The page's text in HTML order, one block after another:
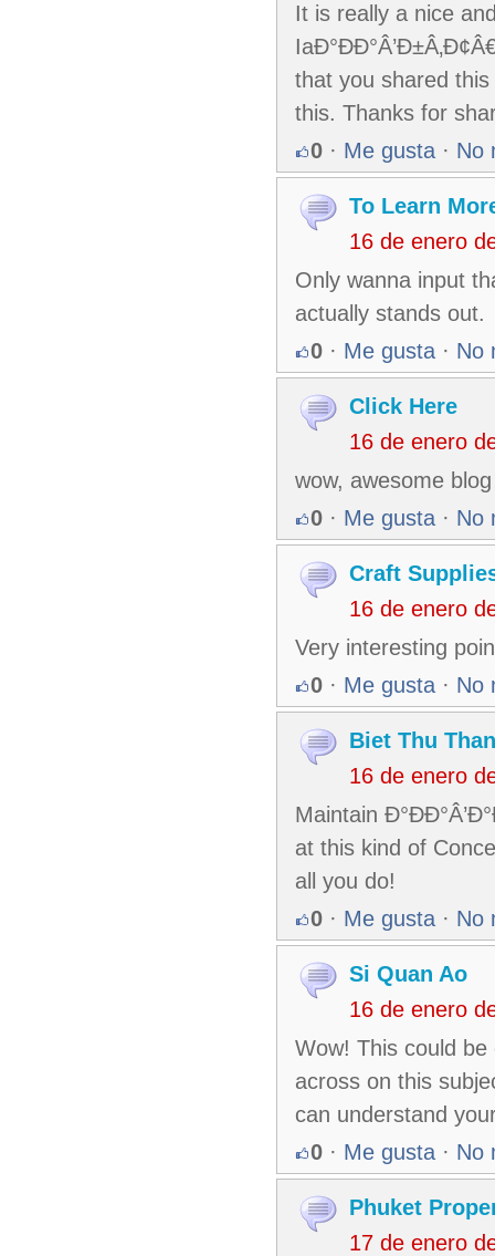
It is really a nice
that you shared
this. Thanks for
0 · Me gusta · No
To Learn
16 de enero
Only wanna input
actually stands out.
0 · Me gusta · No
Click Here
16 de enero
wow, awesome
0 · Me gusta · No
Craft
16 de enero
Very interesting
0 · Me gusta · No
Biet Thu
16 de enero
Maintain
at this kind of
all you do!
0 · Me gusta · No
Si Quan Ao
16 de enero
Wow! This could
across on this
can understand
0 · Me gusta · No
Phuket
17 de enero